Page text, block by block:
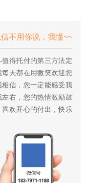
不用你说，我懂~~
得托付的第三方法定
天都在用微笑欢迎您
信，您一定能感受我
右，您的热情激励鼓
欢开心的付出，快乐